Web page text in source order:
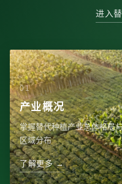
进入
产业概况
掌握替代种植产业总体格局
区域分布
了解更多 →